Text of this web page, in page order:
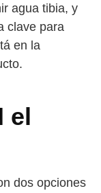
agua tibia, y
clave para
en la
el
dos opciones